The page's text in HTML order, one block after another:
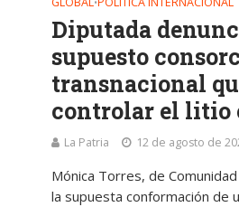
Diputada
supuesto
transnacional
controlar el litio
La Patria 12 de agosto de
Mónica Torres, de
la supuesta conformación de